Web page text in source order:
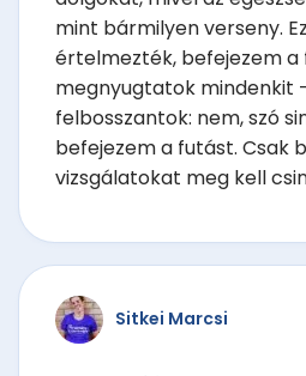
mint bármilyen verseny.
értelmezték, befejezem a
megnyugtatok mindenkit
felbosszantok: nem, szó
befejezem a futást. Csak
vizsgálatokat meg kell
Sitkei Marcsi